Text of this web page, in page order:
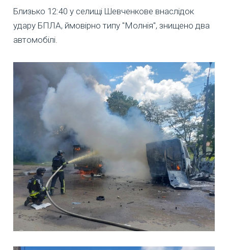
Близько 12:40 у селищі Шевченкове внаслідок
удару БПЛА, ймовірно типу "Молнія", знищено два
автомобілі.